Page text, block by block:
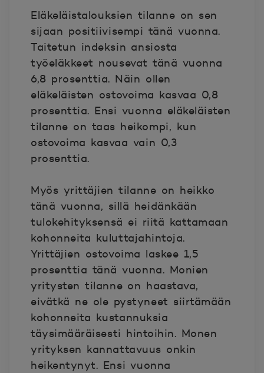
Eläkeläistalouksien tilanne on sen
sijaan positiivisempi tänä vuonna.
Taitetun indeksin ansiosta
työeläkkeet nousevat tänä vuonna
6,8 prosenttia. Näin ollen
eläkeläisten ostovoima kasvaa 0,8
prosenttia. Ensi vuonna eläkeläisten
tilanne on taas heikompi, kun
ostovoima kasvaa vain 0,3
prosenttia.
Myös yrittäjien tilanne on heikko
tänä vuonna, sillä heidänkään
tulokehityksensä ei riitä kattamaan
kohonneita kuluttajahintoja.
Yrittäjien ostovoima laskee 1,5
prosenttia tänä vuonna. Monien
yritysten tilanne on haastava,
eivätkä ne ole pystyneet siirtämään
kohonneita kustannuksia
täysimääräisesti hintoihin. Monen
yrityksen kannattavuus onkin
heikentynyt. Ensi vuonna